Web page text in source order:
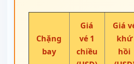
Chặng
bay
Giá
vé 1
chiều
Giá
khứ
hồi